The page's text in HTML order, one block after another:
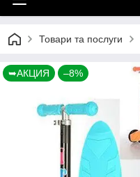
Товари та послуги
➥АКЦИЯ –8%